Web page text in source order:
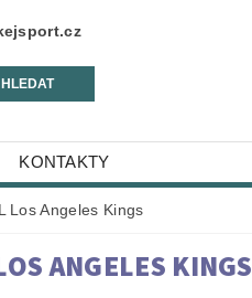
KONTAKTY
Los Angeles Kings
ANGELES KINGS